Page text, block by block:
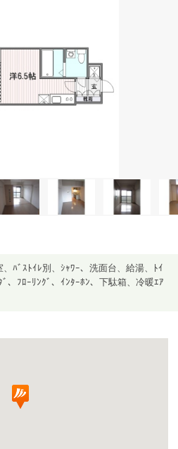
ﾊﾞｽﾄｲﾚ別、ｼｬﾜｰ、洗面台、給湯、ﾄｲ
、ﾌﾛｰﾘﾝｸﾞ、ｲﾝﾀｰﾎﾝ、下駄箱、冷暖ｴｱ